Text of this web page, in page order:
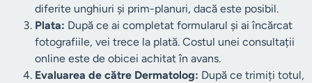
diferite unghiuri și prim-planuri, dacă este posibil.
Plata: După ce ai completat formularul și ai încărcat
fotografiile, vei trece la plată. Costul unei consultații
online este de obicei achitat în avans.
Evaluarea de către Dermatolog: După ce trimiți totul,